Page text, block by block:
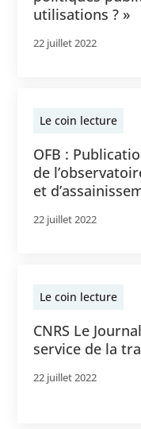
utilisations ? »
22 juillet 2022
Le coin lecture
OFB :
de
et
22 juillet 2022
Le coin lecture
CNRS Le
service de la
22 juillet 2022